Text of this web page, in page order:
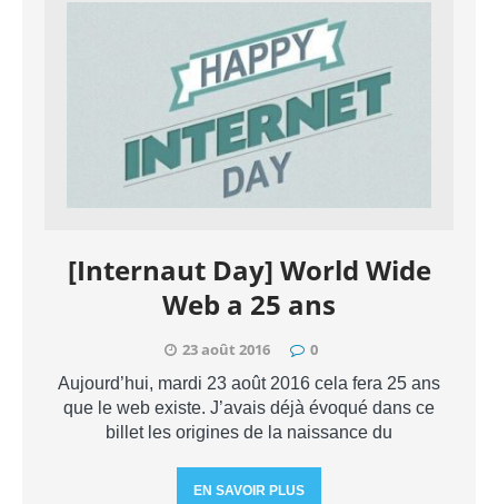
[Internaut Day] World Wide
Web a 25 ans
23 août 2016 0
Aujourd’hui, mardi 23 août 2016 cela fera 25 ans
que le web existe. J’avais déjà évoqué dans ce
billet les origines de la naissance du
EN SAVOIR PLUS